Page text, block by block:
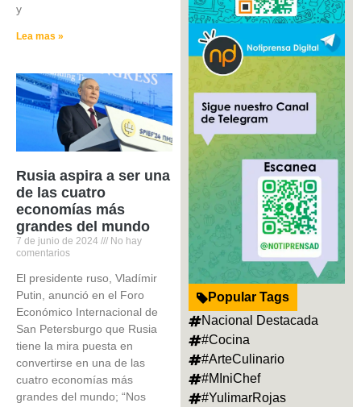
y
Lea mas »
Rusia aspira a ser una
de las cuatro
economías más
grandes del mundo
7 de junio de 2024
No hay
comentarios
El presidente ruso, Vladímir
Putin, anunció en el Foro
Económico Internacional de
San Petersburgo que Rusia
tiene la mira puesta en
convertirse en una de las
cuatro economías más
grandes del mundo; “Nos
Popular Tags
Nacional Destacada
#Cocina
#ArteCulinario
#MIniChef
#YulimarRojas